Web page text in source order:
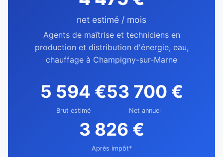
net estimé / mois
Agents de maîtrise et techniciens en
production et distribution d'énergie, eau,
chauffage à Champigny-sur-Marne
5 594 €
Brut estimé
53 700 €
Net annuel
3 826 €
Après impôt*